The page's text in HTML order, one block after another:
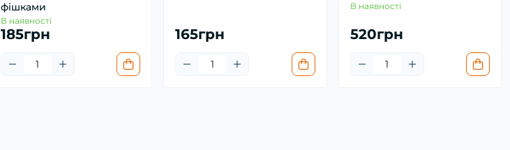
фішками
В наявності
185грн 165грн
В наявності
520грн